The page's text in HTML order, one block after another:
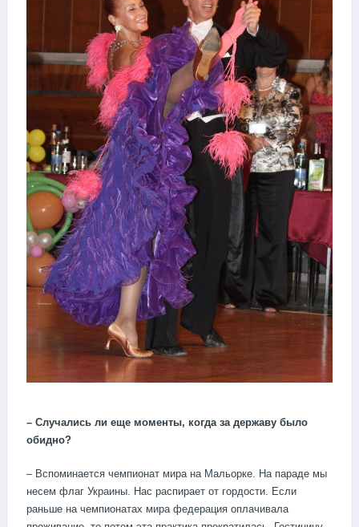
– Случались ли еще моменты, когда за державу было
обидно?
– Вспоминается чемпионат мира на Мальорке. На параде мы
несем флаг Украины. Нас распирает от гордости. Если
раньше на чемпионатах мира федерация оплачивала